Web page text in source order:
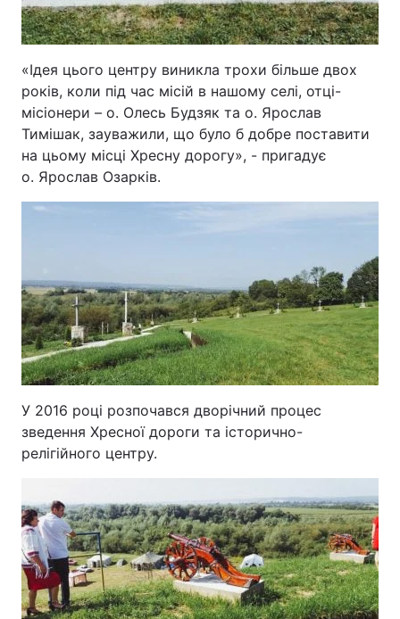
«Ідея цього центру виникла трохи більше двох
років, коли під час місій в нашому селі, отці-
місіонери – о. Олесь Будзяк та о. Ярослав
Тимішак, зауважили, що було б добре поставити
на цьому місці Хресну дорогу», - пригадує
о. Ярослав Озарків.
У 2016 році розпочався дворічний процес
зведення Хресної дороги та історично-
релігійного центру.